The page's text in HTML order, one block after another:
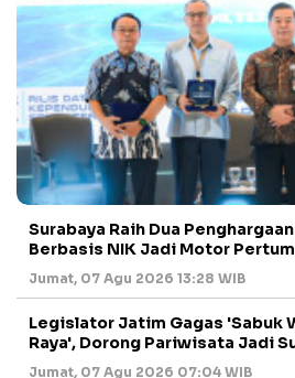
Surabaya Raih Dua
Berbasis NIK Jadi Motor
Jumat, 07 Agu 2026 13:28 WIB
Legislator Jatim Gagas 'Sabuk
Raya', Dorong Pariwisata Jadi
Jumat, 07 Agu 2026 07:04 WIB